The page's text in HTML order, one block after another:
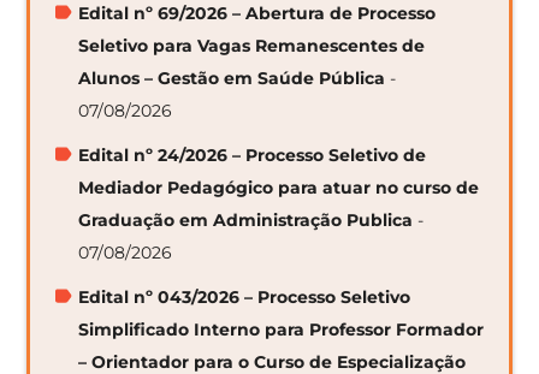
Edital nº 69/2026 – Abertura de Processo
Seletivo para Vagas Remanescentes de
Alunos – Gestão em Saúde Pública -
07/08/2026
Edital nº 24/2026 – Processo Seletivo de
Mediador Pedagógico para atuar no curso de
Graduação em Administração Publica -
07/08/2026
Edital nº 043/2026 – Processo Seletivo
Simplificado Interno para Professor Formador
– Orientador para o Curso de Especialização